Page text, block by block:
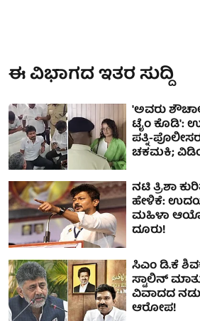
ಈ ವಿಭಾಗದ ಇತರ ಸುದ್ದಿ
'ಅವರು
ಟೈಂ ಕೊಡಿ':
ಪತ್ನಿ-
ಚಕಮಕಿ;
ನಟಿ ತ್ರಿಶಾ
ಹೇಳಿಕೆ:
ಮಹಿಳಾ
ದೂರು!
ಸಿಎಂ ಡಿ.ಕೆ
ಸ್ಟಾಲಿನ್
ವಿವಾದದ
ಆರೋಪ!